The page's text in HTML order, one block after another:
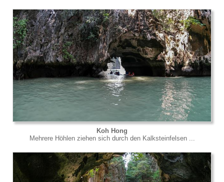
Koh Hong
Mehrere Höhlen ziehen sich durch den Kalksteinfelsen ...